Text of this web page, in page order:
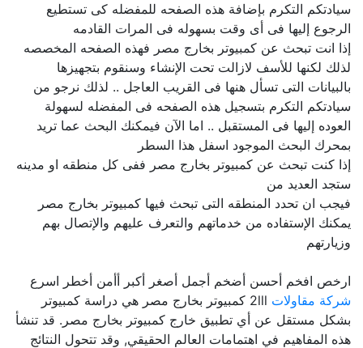
سيادتكم التكرم بإضافة هذه الصفحه للمفضله كى تستطيع
الرجوع إليها فى أى وقت بسهوله فى المرات القادمه
إذا انت تبحث عن كمبيوتر بخارج مصر فهذه الصفحه المخصصه
لذلك لكنها للأسف لازالت تحت الإنشاء وسنقوم بتجهيزها
بالبيانات التى تسأل هنها فى القريب العاجل .. لذلك نرجو من
سيادتكم التكرم بتسجيل هذه الصفحه فى المفضله لسهولة
العوده إليها فى المستقبل .. اما الآن فيمكنك البحث عما تريد
بمحرك البحث الموجود اسفل هذا السطر
إذا كنت تبحث عن كمبيوتر بخارج مصر ففى كل منطقه او مدينه
ستجد العديد من
فيجب ان تحدد المنطقه التى تبحث فيها كمبيوتر بخارج مصر
يمكنك الإستفاده من خدماتهم والتعرف عليهم والإتصال بهم
وزيارتهم
ارخص افخم أحسن أضخم أجمل أصغر أكبر أأمن أخطر اسرع
شركة مقاولات
2lll كمبيوتر بخارج مصر هي دراسة كمبيوتر
بشكل مستقل عن أي تطبيق خارج كمبيوتر بخارج مصر. قد تنشأ
هذه المفاهيم في اهتمامات العالم الحقيقي, وقد تتحول النتائج